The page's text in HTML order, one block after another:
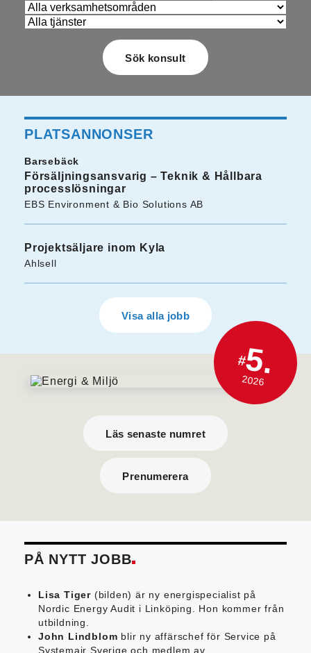
PLATSANNONSER
Barsebäck
Försäljningsansvarig – Teknik & Hållbara
processlösningar
EBS Environment & Bio Solutions AB
Projektsäljare inom Kyla
Ahlsell
Visa alla jobb
#5.
2026
Läs senaste numret
Prenumerera
PÅ NYTT JOBB
Lisa Tiger (bilden) är ny energispecialist på
Nordic Energy Audit i Linköping. Hon kommer från
utbildning.
John Lindblom blir ny affärschef för Service på
Systemair Sverige och medlem av